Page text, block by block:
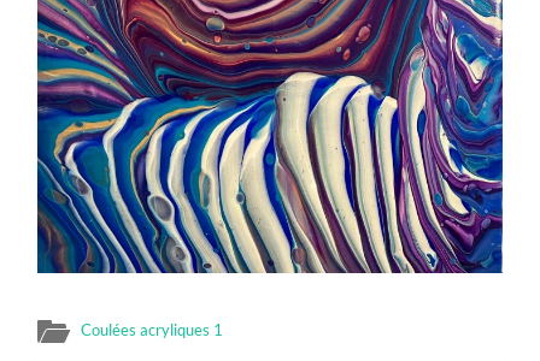
Coulées acryliques 1